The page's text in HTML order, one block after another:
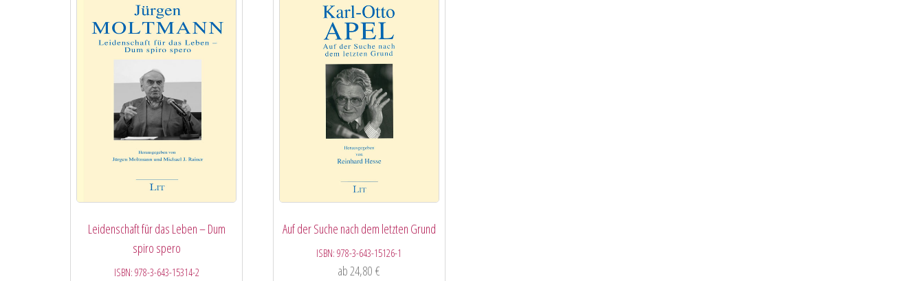
Leidenschaft für das Leben – Dum
spiro spero
ISBN: 978-3-643-15314-2
Auf der Suche nach dem letzten Grund
ISBN:978-3-643-15126-1
ab24,80€